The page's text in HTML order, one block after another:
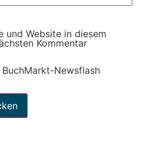
und Website in diesem
Kommentar
Newsflash